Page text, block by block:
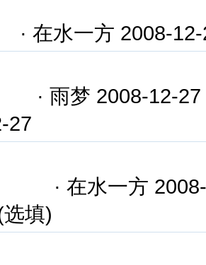
在水一方 2008-
雨梦 2008-12-
27
在水一方
填)